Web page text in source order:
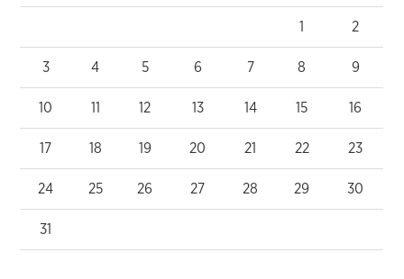
1 2
3 4 5 6 7 8 9
10 11 12 13 14 15 16
17 18 19 20 21 22 23
24 25 26 27 28 29 30
31